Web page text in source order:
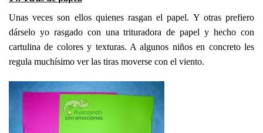
Unas veces son ellos quienes rasgan el papel. Y otras prefiero
dárselo yo rasgado con una trituradora de papel y hecho con
cartulina de colores y texturas. A algunos niños en concreto les
regula muchísimo ver las tiras moverse con el viento.